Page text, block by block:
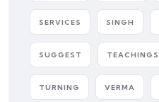
SERVICES SINGH
SUGGEST TEACHINGS
TURNING VERMA